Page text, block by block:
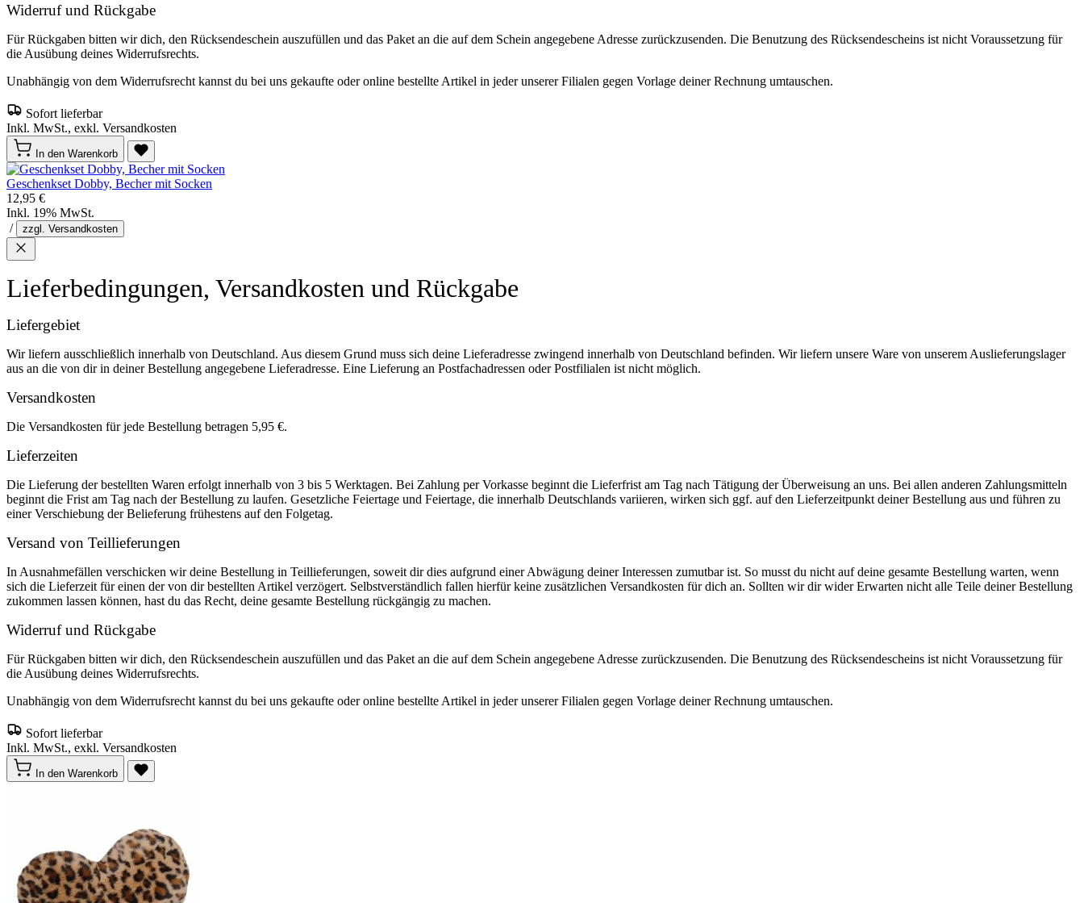
Widerruf und Rückgabe
Für Rückgaben bitten wir dich, den Rücksendeschein auszufüllen und das Paket an die auf dem Schein angegebene Adresse zurückzusenden. Die Benutzung des Rücksendescheins ist nicht Voraussetzung für
die Ausübung deines Widerrufsrechts.
Unabhängig von dem Widerrufsrecht kannst du bei uns gekaufte oder online bestellte Artikel in jeder unserer Filialen gegen Vorlage deiner Rechnung umtauschen.
Sofort lieferbar
Inkl. MwSt., exkl. Versandkosten
In den Warenkorb
Geschenkset Dobby, Becher mit Socken
12,95 €
Inkl. 19% MwSt.
/
zzgl. Versandkosten
Lieferbedingungen, Versandkosten und Rückgabe
Liefergebiet
Wir liefern ausschließlich innerhalb von Deutschland. Aus diesem Grund muss sich deine Lieferadresse zwingend innerhalb von Deutschland befinden. Wir liefern unsere Ware von unserem Auslieferungslager
aus an die von dir in deiner Bestellung angegebene Lieferadresse. Eine Lieferung an Postfachadressen oder Postfilialen ist nicht möglich.
Versandkosten
Die Versandkosten für jede Bestellung betragen 5,95 €.
Lieferzeiten
Die Lieferung der bestellten Waren erfolgt innerhalb von 3 bis 5 Werktagen. Bei Zahlung per Vorkasse beginnt die Lieferfrist am Tag nach Tätigung der Überweisung an uns. Bei allen anderen Zahlungsmitteln
beginnt die Frist am Tag nach der Bestellung zu laufen. Gesetzliche Feiertage und Feiertage, die innerhalb Deutschlands variieren, wirken sich ggf. auf den Lieferzeitpunkt deiner Bestellung aus und führen zu
einer Verschiebung der Belieferung frühestens auf den Folgetag.
Versand von Teillieferungen
In Ausnahmefällen verschicken wir deine Bestellung in Teillieferungen, soweit dir dies aufgrund einer Abwägung deiner Interessen zumutbar ist. So musst du nicht auf deine gesamte Bestellung warten, wenn
sich die Lieferzeit für einen der von dir bestellten Artikel verzögert. Selbstverständlich fallen hierfür keine zusätzlichen Versandkosten für dich an. Sollten wir dir wider Erwarten nicht alle Teile deiner Bestellung
zukommen lassen können, hast du das Recht, deine gesamte Bestellung rückgängig zu machen.
Widerruf und Rückgabe
Für Rückgaben bitten wir dich, den Rücksendeschein auszufüllen und das Paket an die auf dem Schein angegebene Adresse zurückzusenden. Die Benutzung des Rücksendescheins ist nicht Voraussetzung für
die Ausübung deines Widerrufsrechts.
Unabhängig von dem Widerrufsrecht kannst du bei uns gekaufte oder online bestellte Artikel in jeder unserer Filialen gegen Vorlage deiner Rechnung umtauschen.
Sofort lieferbar
Inkl. MwSt., exkl. Versandkosten
In den Warenkorb